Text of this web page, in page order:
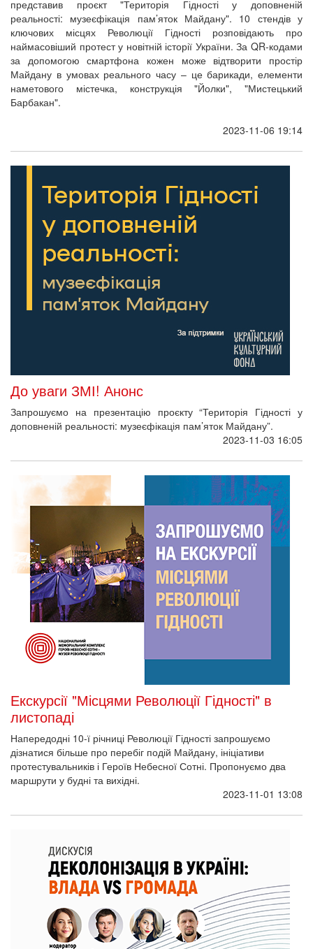
представив проєкт "Територія Гідності у доповненій
реальності: музеєфікація пам’яток Майдану". 10 стендів у
ключових місцях Революції Гідності розповідають про
наймасовіший протест у новітній історії України. За QR-кодами
за допомогою смартфона кожен може відтворити простір
Майдану в умовах реального часу – це барикади, елементи
наметового містечка, конструкція "Йолки", "Мистецький
Барбакан".
2023-11-06 19:14
До уваги ЗМІ! Анонс
Запрошуємо на презентацію проєкту “Територія Гідності у
доповненій реальності: музеєфікація пам’яток Майдану”.
2023-11-03 16:05
Екскурсії "Місцями Революції Гідності" в
листопаді
Напередодні 10-ї річниці Революції Гідності запрошуємо
дізнатися більше про перебіг подій Майдану, ініціативи
протестувальників і Героїв Небесної Сотні. Пропонуємо два
маршрути у будні та вихідні.
2023-11-01 13:08